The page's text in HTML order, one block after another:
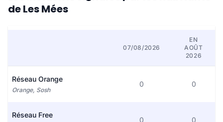
de Les Mées
07/08/2026
EN
AOÛT
2026
Réseau Orange
Orange, Sosh
0 0
Réseau Free
0 0